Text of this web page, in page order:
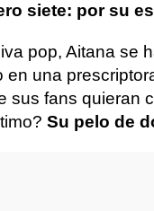
siete: por su
pop, Aitana se
en una
sus fans quieran
Su pelo de